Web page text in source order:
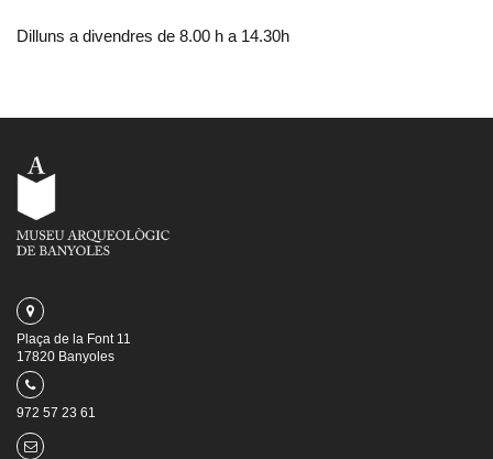
Dilluns a divendres de 8.00 h a 14.30h
Plaça de la Font 11
17820 Banyoles
972 57 23 61